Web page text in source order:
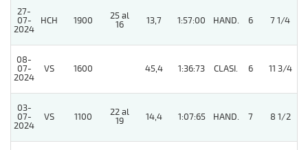
27-
07-
2024
HCH 1900
25 al
16
13,7 1:57:00 HAND. 6 7 1/4
08-
07-
2024
VS 1600 45,4 1:36:73 CLASI. 6 11 3/4
03-
07-
2024
VS 1100
22 al
19
14,4 1:07:65 HAND. 7 8 1/2